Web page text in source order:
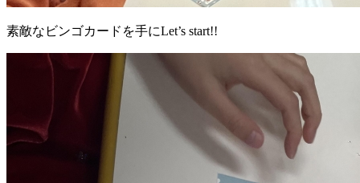
素敵なビンゴカードを手にLet’s start!!